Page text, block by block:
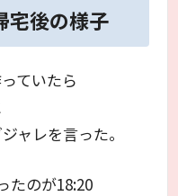
宅後の様子
ていたら
ャレを言った。
たのが18:20